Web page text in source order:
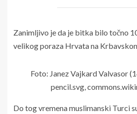
Zanimljivo je da je bitka bilo točno
velikog poraza Hrvata na
Foto: Janez Vajkard Valvasor
pencil.svg,
Do tog vremena muslimanski Turci